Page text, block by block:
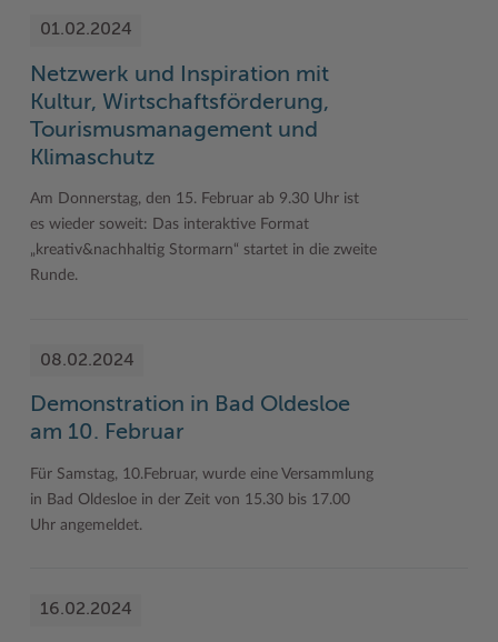
01.02.2024
Netzwerk und Inspiration mit
Kultur, Wirtschaftsförderung,
Tourismusmanagement und
Klimaschutz
Am Donnerstag, den 15. Februar ab 9.30 Uhr ist
es wieder soweit: Das interaktive Format
„kreativ&nachhaltig Stormarn“ startet in die zweite
Runde.
08.02.2024
Demonstration in Bad Oldesloe
am 10. Februar
Für Samstag, 10.Februar, wurde eine Versammlung
in Bad Oldesloe in der Zeit von 15.30 bis 17.00
Uhr angemeldet.
16.02.2024